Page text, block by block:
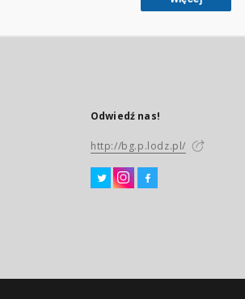
Odwiedź nas!
http://bg.p.lodz.pl/